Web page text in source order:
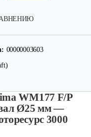
00000003603
WM177 F/P
Ø25 мм —
3000